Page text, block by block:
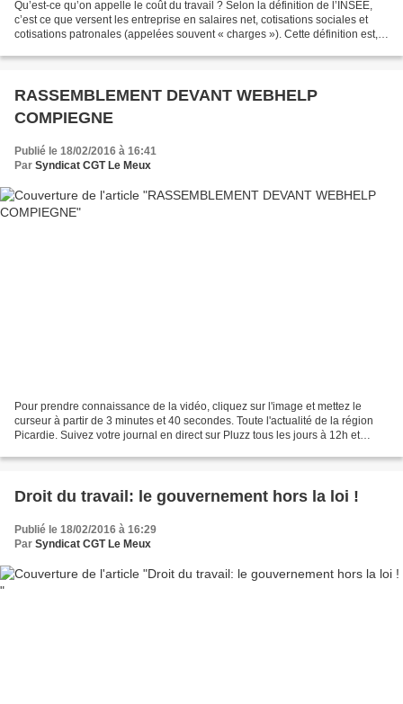
Qu’est-ce qu’on appelle le coût du travail ? Selon la définition de l’INSEE,
c’est ce que versent les entreprise en salaires net, cotisations sociales et
cotisations patronales (appelées souvent « charges »). Cette définition est,
RASSEMBLEMENT DEVANT WEBHELP
COMPIEGNE
Publié le 18/02/2016 à 16:41
Par Syndicat CGT Le Meux
Pour prendre connaissance de la vidéo, cliquez sur l'image et mettez le
curseur à partir de 3 minutes et 40 secondes. Toute l'actualité de la région
Picardie. Suivez votre journal en direct sur Pluzz tous les jours à 12h et
Droit du travail: le gouvernement hors la loi !
Publié le 18/02/2016 à 16:29
Par Syndicat CGT Le Meux